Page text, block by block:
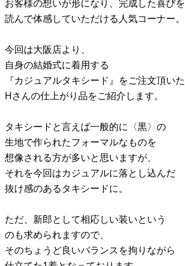
お客様の想いが形になり、完成した喜びを
読んで体感していただける人気コーナー。
今回は大阪店より、
自身の結婚式に着用する
『カジュアルタキシード』をご注文頂いた
Hさんの仕上がり品をご紹介します。
タキシードと言えば一般的に〈黒〉の
生地で作られたフォーマルなものを
想像される方が多いと思いますが、
それを今回はカジュアルに落とし込んだ
抜け感のあるタキシードに。
ただ、新郎として相応しい装いという
のも求められますので、
そのちょうど良いバランスを拘りながら